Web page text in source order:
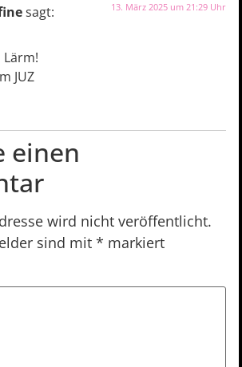
sagt: 13. März 2025 um 21:29 Uhr
Lärm!
JUZ
einen
wird nicht veröffentlicht.
sind mit * markiert